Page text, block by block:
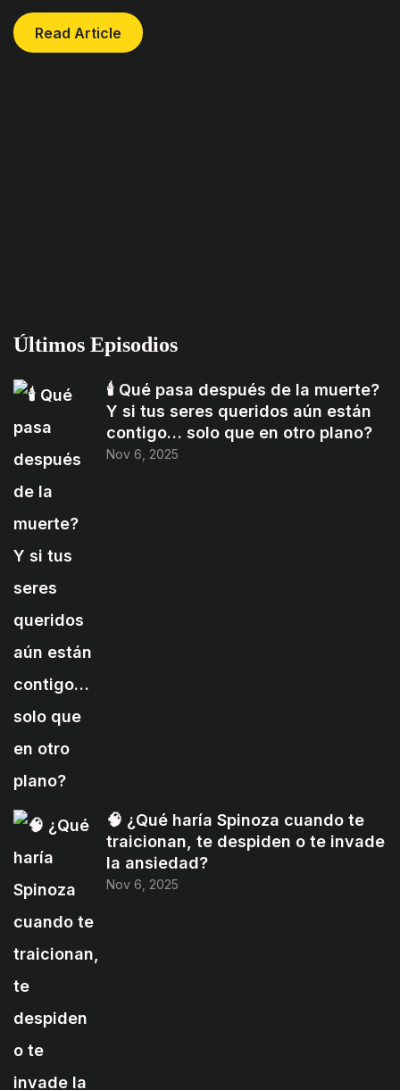
Read Article
Últimos Episodios
🕯️ Qué pasa después de la muerte?
Y si tus seres queridos aún están
contigo… solo que en otro plano?
Nov 6, 2025
🧠 ¿Qué haría Spinoza cuando te
traicionan, te despiden o te invade
la ansiedad?
Nov 6, 2025